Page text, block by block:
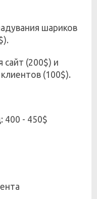
шариков
сайт (200$) и
(100$).
400 - 450$